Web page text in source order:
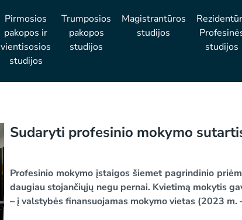
Pirmosios
pakopos ir
vientisosios
studijos
Trumposios
pakopos
studijos
Magistrantūros
studijos
studijos
Sudaryti profesinio mokymo
Profesinio mokymo įstaigos šiemet pagrindinio
daugiau stojančiųjų negu pernai. Kvietimą mokytis
– į valstybės finansuojamas mokymo vietas (2023 m.